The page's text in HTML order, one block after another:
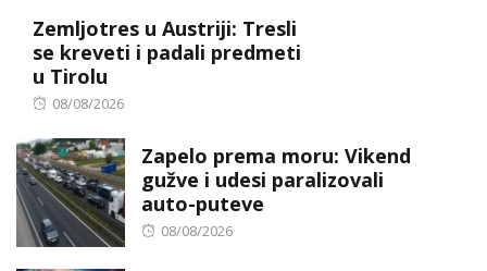
Zemljotres u Austriji: Tresli
se kreveti i padali predmeti
u Tirolu
Posted
08/08/2026
Zapelo prema moru: Vikend
gužve i udesi paralizovali
auto-puteve
Posted
08/08/2026